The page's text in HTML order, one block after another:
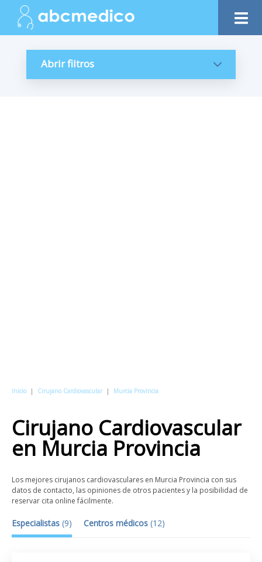
Abrir filtros
Inicio | Cirujano Cardiovascular | Murcia Provincia
Cirujano Cardiovascular
en Murcia Provincia
Los mejores cirujanos cardiovasculares en Murcia Provincia con sus
datos de contacto, las opiniones de otros pacientes y la posibilidad de
reservar cita online fácilmente.
Especialistas (9) Centros médicos (12)